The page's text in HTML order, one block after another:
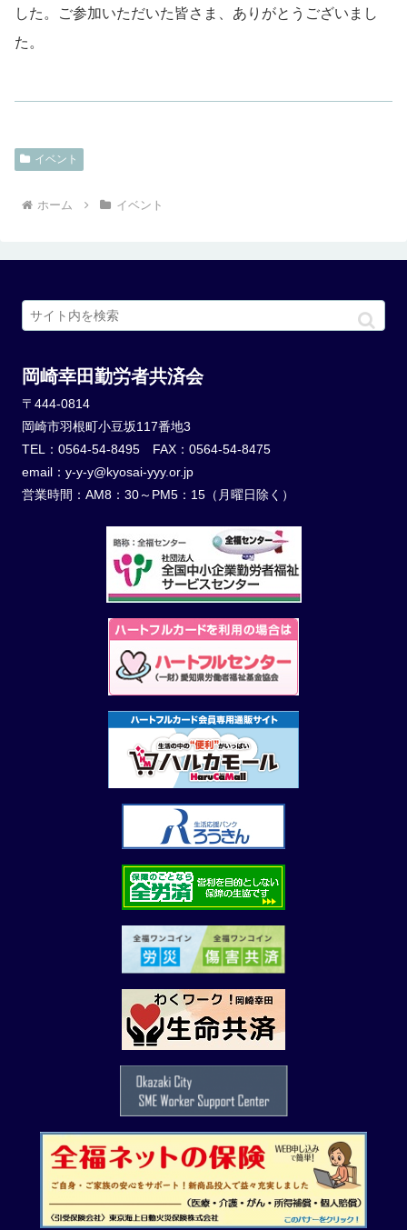
した。ご参加いただいた皆さま、ありがとうございまし
た。
イベント
ホーム イベント
岡崎幸田勤労者共済会
〒444-0814
岡崎市羽根町小豆坂117番地3
TEL：0564-54-8495 FAX：0564-54-8475
email：y-y-y@kyosai-yyy.or.jp
営業時間：AM8：30～PM5：15（月曜日除く）